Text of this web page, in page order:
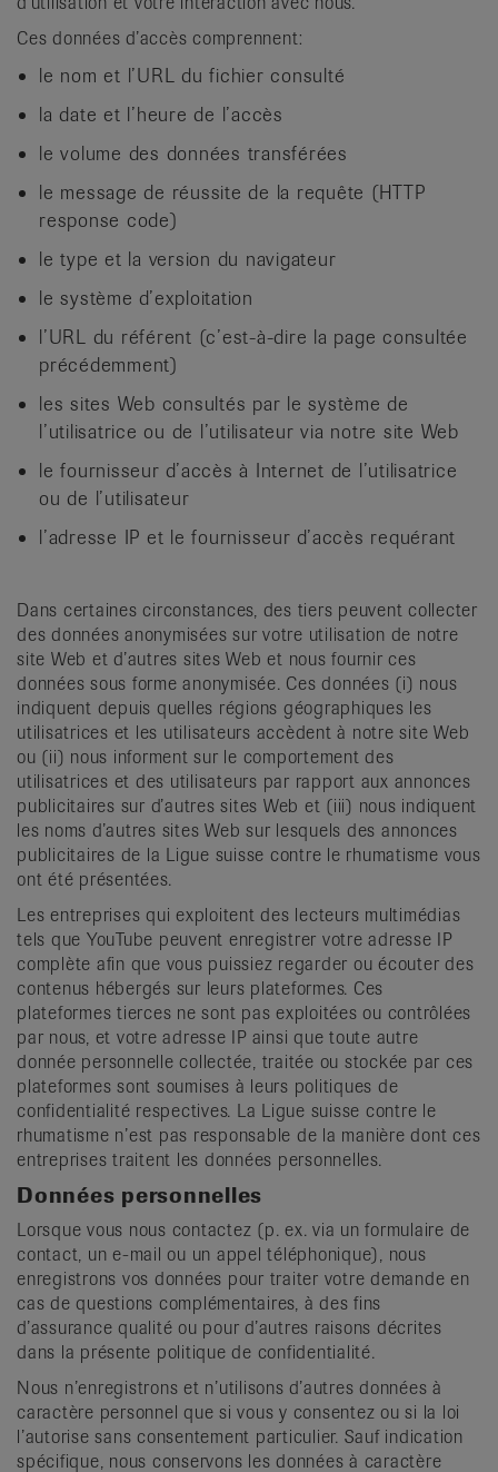
Ces données d’accès comprennent:
le nom et l’URL du fichier consulté
la date et l’heure de l’accès
le volume des données transférées
le message de réussite de la requête (HTTP
response code)
le type et la version du navigateur
le système d’exploitation
l’URL du référent (c’est-à-dire la page consultée
précédemment)
les sites Web consultés par le système de
l’utilisatrice ou de l’utilisateur via notre site Web
le fournisseur d’accès à Internet de l’utilisatrice
ou de l’utilisateur
l’adresse IP et le fournisseur d’accès requérant
Dans certaines circonstances, des tiers peuvent collecter
des données anonymisées sur votre utilisation de notre
site Web et d’autres sites Web et nous fournir ces
données sous forme anonymisée. Ces données (i) nous
indiquent depuis quelles régions géographiques les
utilisatrices et les utilisateurs accèdent à notre site Web
ou (ii) nous informent sur le comportement des
utilisatrices et des utilisateurs par rapport aux annonces
publicitaires sur d’autres sites Web et (iii) nous indiquent
les noms d’autres sites Web sur lesquels des annonces
publicitaires de la Ligue suisse contre le rhumatisme vous
ont été présentées.
Les entreprises qui exploitent des lecteurs multimédias
tels que YouTube peuvent enregistrer votre adresse IP
complète afin que vous puissiez regarder ou écouter des
contenus hébergés sur leurs plateformes. Ces
plateformes tierces ne sont pas exploitées ou contrôlées
par nous, et votre adresse IP ainsi que toute autre
donnée personnelle collectée, traitée ou stockée par ces
plateformes sont soumises à leurs politiques de
confidentialité respectives. La Ligue suisse contre le
rhumatisme n’est pas responsable de la manière dont ces
entreprises traitent les données personnelles.
Données personnelles
Lorsque vous nous contactez (p. ex. via un formulaire de
contact, un e-mail ou un appel téléphonique), nous
enregistrons vos données pour traiter votre demande en
cas de questions complémentaires, à des fins
d’assurance qualité ou pour d’autres raisons décrites
dans la présente politique de confidentialité.
Nous n’enregistrons et n’utilisons d’autres données à
caractère personnel que si vous y consentez ou si la loi
l’autorise sans consentement particulier. Sauf indication
spécifique, nous conservons les données à caractère